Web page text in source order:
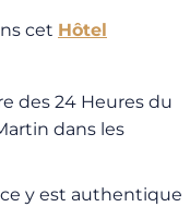
cet Hôtel
des 24 Heures du
dans les
y est authentique